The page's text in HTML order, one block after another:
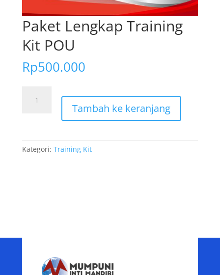
Paket Lengkap Training
Kit POU
Rp500.000
Paket
POU
Tambah ke keranjang
Kategori: Training Kit